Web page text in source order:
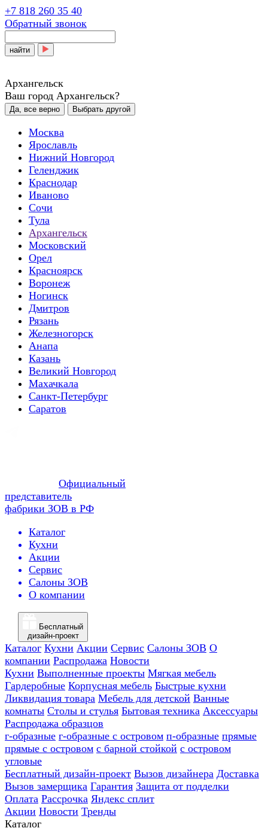
+7 818 260 35 40
Обратный звонок
найти
Архангельск
Ваш город Архангельск?
Да, все верно Выбрать другой
Москва
Ярославль
Нижний Новгород
Геленджик
Краснодар
Иваново
Сочи
Тула
Архангельск
Московский
Орел
Красноярск
Воронеж
Ногинск
Дмитров
Рязань
Железногорск
Анапа
Казань
Великий Новгород
Махачкала
Санкт-Петербург
Саратов
Официальный
представитель
фабрики ЗОВ в РФ
Каталог
Кухни
Акции
Сервис
Салоны ЗОВ
О компании
Бесплатный
дизайн-проект
Каталог Кухни Акции Сервис Салоны ЗОВ О
компании Распродажа Новости
Кухни Выполненные проекты Мягкая мебель
Гардеробные Корпусная мебель Быстрые кухни
Ликвидация товара Мебель для детской Ванные
комнаты Столы и стулья Бытовая техника Аксессуары
Распродажа образцов
г-образные г-образные с островом п-образные прямые
прямые с островом с барной стойкой с островом
угловые
Бесплатный дизайн-проект Вызов дизайнера Доставка
Вызов замерщика Гарантия Защита от подделки
Оплата Рассрочка Яндекс сплит
Акции Новости Тренды
Каталог